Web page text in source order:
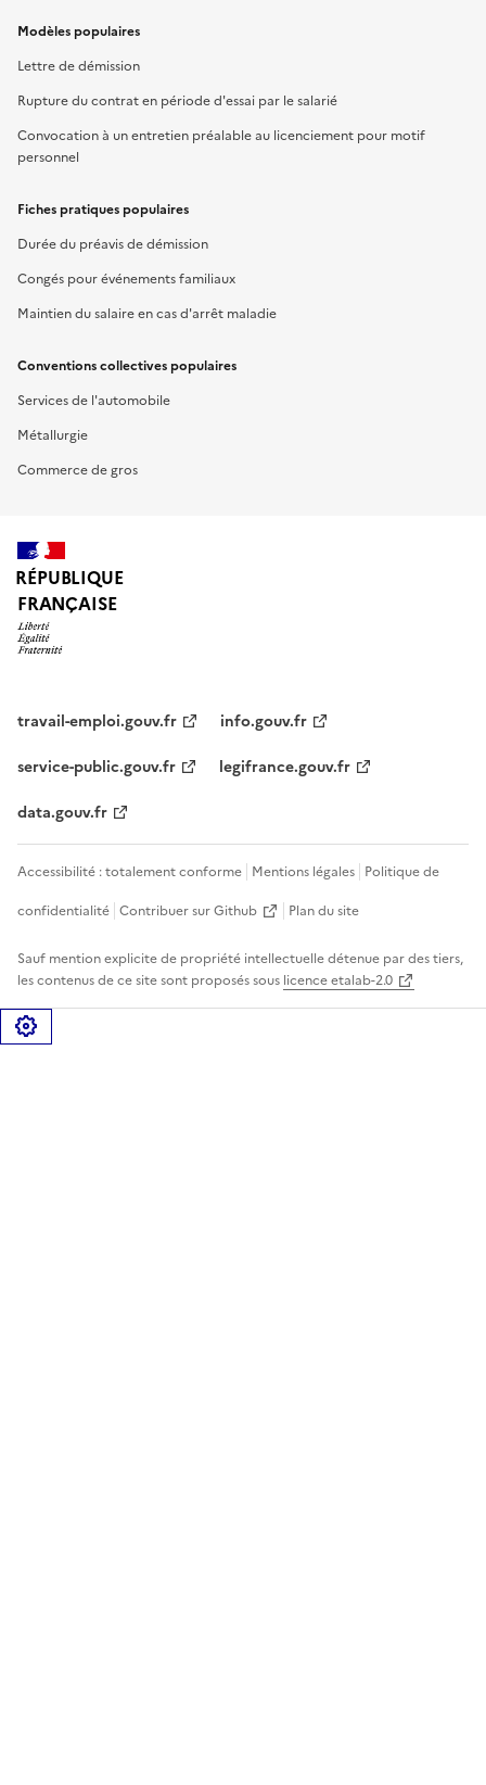
Modèles populaires
Lettre de démission
Rupture du contrat en période d'essai par le salarié
Convocation à un entretien préalable au licenciement pour motif
personnel
Fiches pratiques populaires
Durée du préavis de démission
Congés pour événements familiaux
Maintien du salaire en cas d'arrêt maladie
Conventions collectives populaires
Services de l'automobile
Métallurgie
Commerce de gros
RÉPUBLIQUE
FRANÇAISE
travail-emploi.gouv.fr
info.gouv.fr
service-public.gouv.fr
legifrance.gouv.fr
data.gouv.fr
Accessibilité : totalement conforme Mentions légales Politique de
confidentialité Contribuer sur Github Plan du site
Sauf mention explicite de propriété intellectuelle détenue par des tiers,
les contenus de ce site sont proposés sous licence etalab-2.0
Gérer les cookies